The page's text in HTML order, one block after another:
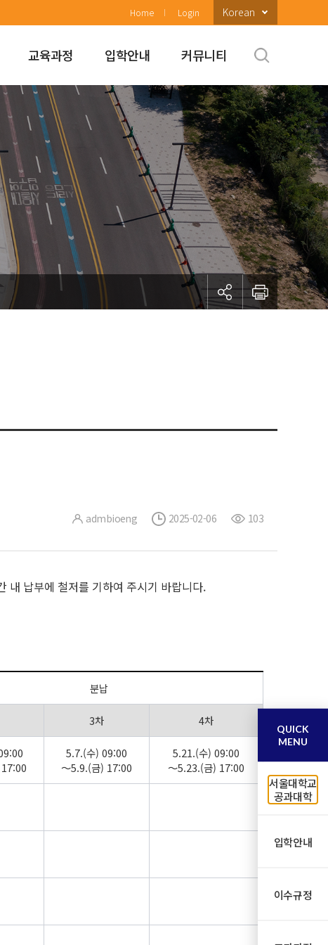
Home Login Korean
교육과정 입학안내 커뮤니티
admbioeng 2025-02-06 103
내 납부에 철저를 기하여 주시기 바랍니다.
분납
3차 4차
5.7.(수) 09:00
～5.9.(금) 17:00
5.21.(수) 09:00
～5.23.(금) 17:00
QUICK
MENU
서울대학교
공과대학
입학안내
이수규정